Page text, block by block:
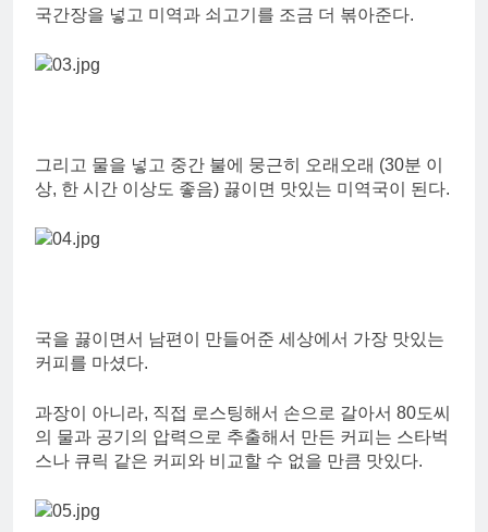
국간장을 넣고 미역과 쇠고기를 조금 더 볶아준다.
그리고 물을 넣고 중간 불에 뭉근히 오래오래 (30분 이
상, 한 시간 이상도 좋음) 끓이면 맛있는 미역국이 된다.
국을 끓이면서 남편이 만들어준 세상에서 가장 맛있는
커피를 마셨다.
과장이 아니라, 직접 로스팅해서 손으로 갈아서 80도씨
의 물과 공기의 압력으로 추출해서 만든 커피는 스타벅
스나 큐릭 같은 커피와 비교할 수 없을 만큼 맛있다.